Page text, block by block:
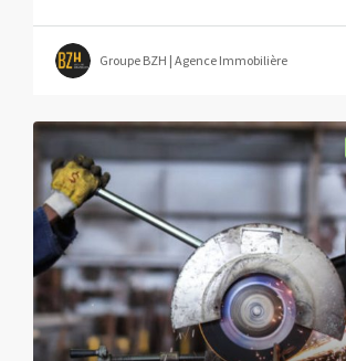
Groupe BZH | Agence Immobilière